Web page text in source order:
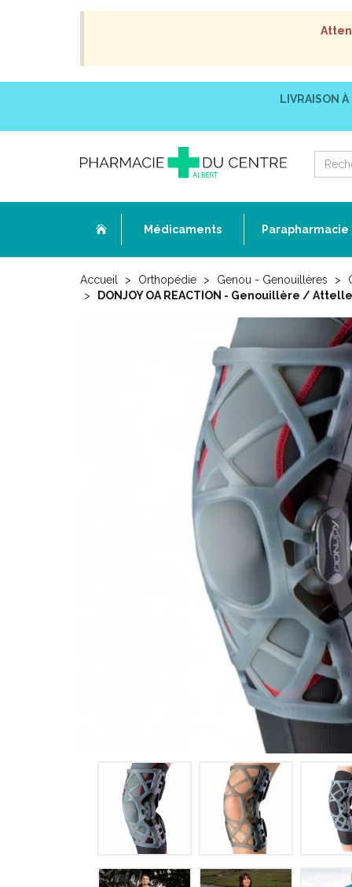
LIVRAISON À
Médicaments Parapharmacie
Accueil Orthopédie Genou - Genouillères
DONJOY OA REACTION - Genouillère /